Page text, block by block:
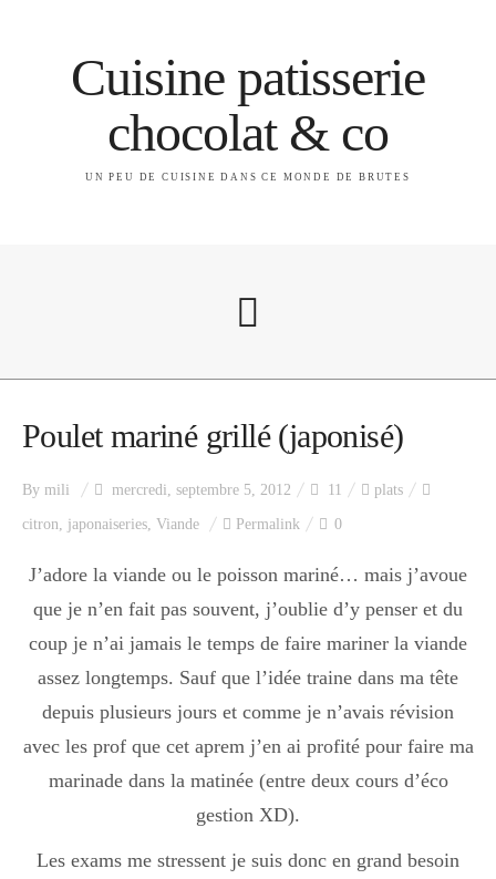
Cuisine patisserie
chocolat & co
UN PEU DE CUISINE DANS CE MONDE DE BRUTES
A propos
Index des recettes
Catégories
Apéro
Entrée
Poulet mariné grillé (japonisé)
By mili mercredi, septembre 5, 2012 11 plats
citron, japonaiseries, Viande Permalink 0
J’adore la viande ou le poisson mariné… mais j’avoue
que je n’en fait pas souvent, j’oublie d’y penser et du
coup je n’ai jamais le temps de faire mariner la viande
assez longtemps. Sauf que l’idée traine dans ma tête
depuis plusieurs jours et comme je n’avais révision
avec les prof que cet aprem j’en ai profité pour faire ma
marinade dans la matinée (entre deux cours d’éco
gestion XD).
Les exams me stressent je suis donc en grand besoin